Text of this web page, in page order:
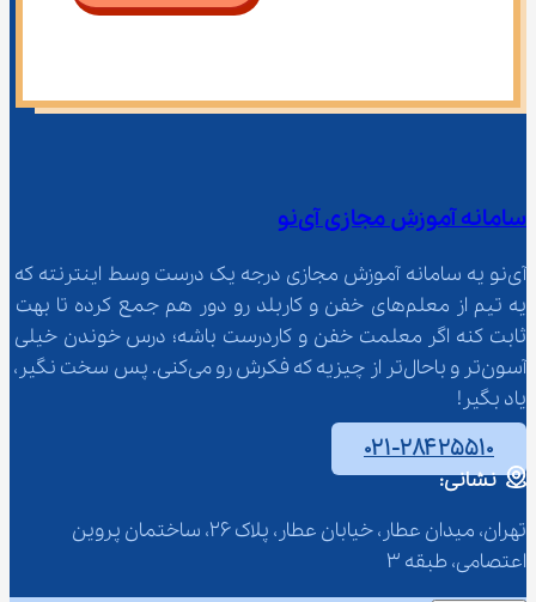
سامانه آموزش مجازی آی‌نو
آی‌نو یه سامانه آموزش مجازی درجه یک درست وسط اینترنته که
یه تیم از معلم‌‌های خفن و کاربلد رو دور هم جمع کرده تا بهت
ثابت کنه اگر معلمت خفن و کاردرست باشه؛ درس خوندن خیلی
آسون‌تر و باحال‌تر از چیزیه که فکرش رو می‌کنی. پس سخت نگیر،
یاد بگیر!
۰۲۱-۲۸۴۲۵۵۱۰
نشانی:
تهران، میدان عطار، خیابان عطار، پلاک 26، ساختمان پروین
اعتصامی، طبقه 3